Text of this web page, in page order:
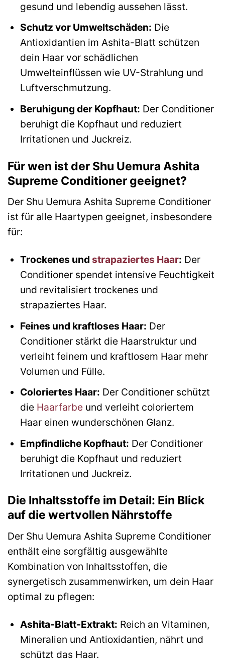
gesund und lebendig aussehen lässt.
Schutz vor Umweltschäden: Die
Antioxidantien im Ashita-Blatt schützen
dein Haar vor schädlichen
Umwelteinflüssen wie UV-Strahlung und
Luftverschmutzung.
Beruhigung der Kopfhaut: Der Conditioner
beruhigt die Kopfhaut und reduziert
Irritationen und Juckreiz.
Für wen ist der Shu Uemura Ashita
Supreme Conditioner geeignet?
Der Shu Uemura Ashita Supreme Conditioner
ist für alle Haartypen geeignet, insbesondere
für:
Trockenes und strapaziertes Haar: Der
Conditioner spendet intensive Feuchtigkeit
und revitalisiert trockenes und
strapaziertes Haar.
Feines und kraftloses Haar: Der
Conditioner stärkt die Haarstruktur und
verleiht feinem und kraftlosem Haar mehr
Volumen und Fülle.
Coloriertes Haar: Der Conditioner schützt
die Haarfarbeund verleiht coloriertem
Haar einen wunderschönen Glanz.
Empfindliche Kopfhaut: Der Conditioner
beruhigt die Kopfhaut und reduziert
Irritationen und Juckreiz.
Die Inhaltsstoffe im Detail: Ein Blick
auf die wertvollen Nährstoffe
Der Shu Uemura Ashita Supreme Conditioner
enthält eine sorgfältig ausgewählte
Kombination von Inhaltsstoffen, die
synergetisch zusammenwirken, um dein Haar
optimal zu pflegen:
Ashita-Blatt-Extrakt: Reich an Vitaminen,
Mineralien und Antioxidantien, nährt und
schützt das Haar.